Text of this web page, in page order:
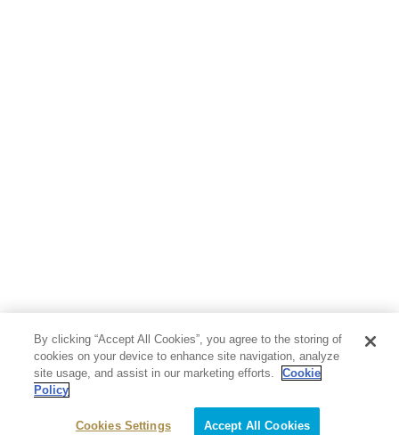
By clicking “Accept All Cookies”, you agree to the storing of
cookies on your device to enhance site navigation, analyze
site usage, and assist in our marketing efforts.
Cookie
Policy
Cookies Settings Accept All Cookies